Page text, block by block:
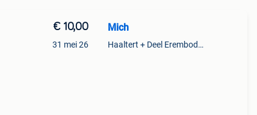
€ 10,00
31 mei 26
Mich
Haaltert + Deel Erembodegem